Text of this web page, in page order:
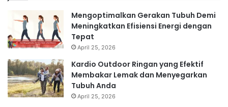
Mengoptimalkan Gerakan Tubuh Demi
Meningkatkan Efisiensi Energi dengan
Tepat
April 25, 2026
Kardio Outdoor Ringan yang Efektif
Membakar Lemak dan Menyegarkan
Tubuh Anda
April 25, 2026